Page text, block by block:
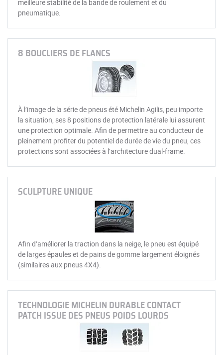
meilleure stabilité de la bande de roulement et du
pneumatique.
8 BOUCLIERS DE FLANCS
À l’image de la série de pneus été Michelin Agilis, peu importe
la situation, ses 8 positions de protection latérale lui assurent
une protection optimale. Afin de permettre au conducteur de
pleinement profiter du potentiel de durée de vie du pneu, ces
protections sont associées à l’architecture dual-frame.
SCULPTURE UNIQUE
Afin d’améliorer la traction dans la neige, le pneu est équipé
de larges épaules et de pains de gomme largement éloignés
(similaires aux pneus 4X4).
TECHNOLOGIE MICHELIN DURABLE CONTACT
PATCH ISSUE DES PNEUS POIDS LOURDS